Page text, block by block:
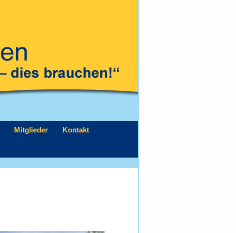
Mitglieder Kontakt